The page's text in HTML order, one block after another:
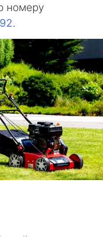
номеру
.